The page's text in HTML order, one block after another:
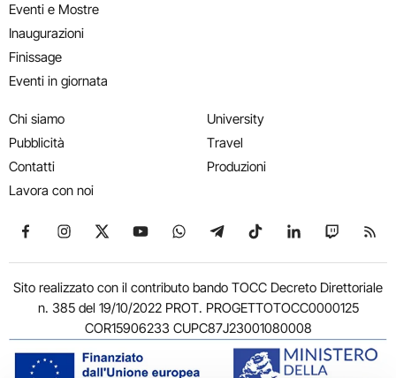
Eventi e Mostre
Inaugurazioni
Finissage
Eventi in giornata
Chi siamo
Pubblicità
Contatti
Lavora con noi
University
Travel
Produzioni
Seguici su Facebook
Seguici su Instagram
Seguici su X
Seguici su YouTube
Seguici su WhatsApp
Seguici su Telegram
Seguici su TikTok
Seguici su
Seguici
Sito realizzato con il contributo bando TOCC Decreto Direttoriale
n. 385 del 19/10/2022 PROT. PROGETTOTOCC0000125
COR15906233 CUPC87J23001080008